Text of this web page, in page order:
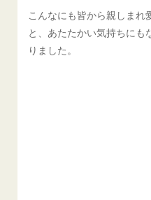
こんなにも皆から親しまれ
と、あたたかい気持ちにも
りました。